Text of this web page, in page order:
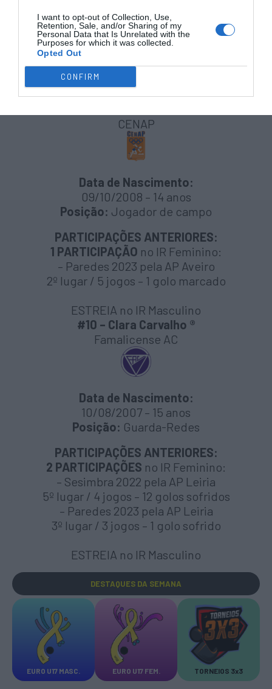
I want to opt-out of Collection, Use,
Retention, Sale, and/or Sharing of my
Personal Data that Is Unrelated with the
Purposes for which it was collected.
Opted Out
CONFIRM
– Sesimbra 2022 pela AP Leiria
5º lugar / 5 jogos – 2 golos marcados
– Paredes 2023 pela AP Leiria
4ª classificado / 5 jogos – 3 golos marcados
ESTREIA no IR Masculino
CENAP
Data de Nascimento:
09/10/2008 – 14 anos
Posição: Jogador de campo
PARTICIPAÇÕES ANTERIORES:
1 PARTICIPAÇÃO no IR Feminino:
– Paredes 2023 pela AP Aveiro
2º lugar / 5 jogos – 1 golo marcado
ESTREIA no IR Masculino
#10 – Clara Carvalho ®
Famalicense AC
Data de Nascimento:
10/08/2007 – 15 anos
Posição: Guarda-Redes
PARTICIPAÇÕES ANTERIORES:
2 PARTICIPAÇÕES no IR Feminino:
– Sesimbra 2022 pela AP Leiria
5º lugar / 4 jogos – 12 golos sofridos
– Paredes 2023 pela AP Leiria
3º lugar / 3 jogos – 1 golo sofrido
ESTREIA no IR Masculino
DESTAQUES DA SEMANA
EURO U17 MASC. EURO U17 FEM. TORNEIOS 3x3